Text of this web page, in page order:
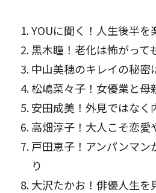
YOUに聞く！人生後半を
黒木瞳！老化は怖がって
中山美穂のキレイの秘密
松嶋菜々子！女優業と母
安田成美！外見ではなく
高畑淳子！大人こそ恋愛
戸田恵子！アンパンマン
り
大沢たかお！俳優人生を